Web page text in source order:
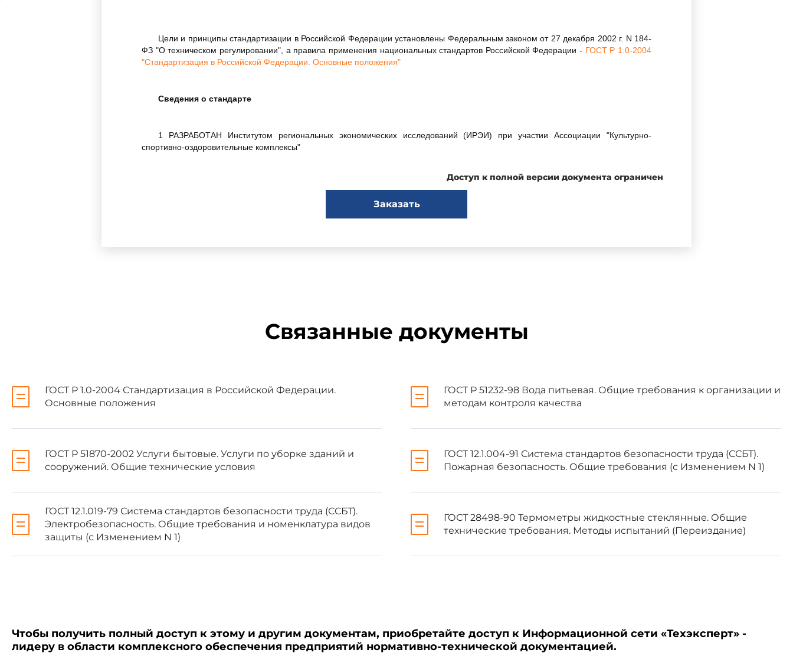
Цели и принципы стандартизации в Российской Федерации установлены Федеральным законом от 27 декабря 2002 г. N 184-
ФЗ "О техническом регулировании", а правила применения национальных стандартов Российской Федерации - ГОСТ Р 1.0-2004
"Стандартизация в Российской Федерации. Основные положения"
Сведения о стандарте
1 РАЗРАБОТАН Институтом региональных экономических исследований (ИРЭИ) при участии Ассоциации "Культурно-
спортивно-оздоровительные комплексы"
2 ВНЕСЕН Техническим комитетом по стандартизации ТК 346 "Бытовое обслуживание населения"
3 УТВЕРЖДЕН И ВВЕДЕН В ДЕЙСТВИЕ Приказом Федерального агентства по техническому регулированию и метрологии от
"Национальные стандарты", а текст изменений и поправок - в ежемесячно издаваемых информационных указателях
уведомление будет опубликовано в ежемесячно издаваемом информационном указателе "Национальные стандарты".
Соответствующая информация, уведомление и тексты размещаются также в информационной системе общего
пользования - на официальном сайте Федерального агентства по техническому регулированию и метрологии в сети
Доступ к полной версии документа ограничен
Заказать
Связанные документы
ГОСТ Р 1.0-2004 Стандартизация в Российской Федерации.
Основные положения
ГОСТ Р 51232-98 Вода питьевая. Общие требования к организации и
методам контроля качества
ГОСТ Р 51870-2002 Услуги бытовые. Услуги по уборке зданий и
сооружений. Общие технические условия
ГОСТ 12.1.004-91 Система стандартов безопасности труда (ССБТ).
Пожарная безопасность. Общие требования (с Изменением N 1)
ГОСТ 12.1.019-79 Система стандартов безопасности труда (ССБТ).
Электробезопасность. Общие требования и номенклатура видов
защиты (с Изменением N 1)
ГОСТ 28498-90 Термометры жидкостные стеклянные. Общие
технические требования. Методы испытаний (Переиздание)
Чтобы получить полный доступ к этому и другим документам, приобретайте доступ к Информационной сети «Техэксперт» -
лидеру в области комплексного обеспечения предприятий нормативно-технической документацией.